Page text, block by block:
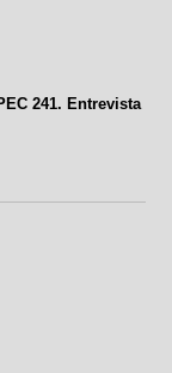
241. Entrevista